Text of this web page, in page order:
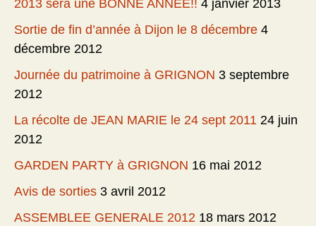
2013 sera une BONNE ANNÉE!! 4 janvier 2013
Sortie de fin d’année à Dijon le 8 décembre 4
décembre 2012
Journée du patrimoine à GRIGNON 3 septembre
2012
La récolte de JEAN MARIE le 24 sept 2011 24 juin
2012
GARDEN PARTY à GRIGNON 16 mai 2012
Avis de sorties 3 avril 2012
ASSEMBLEE GENERALE 2012 18 mars 2012